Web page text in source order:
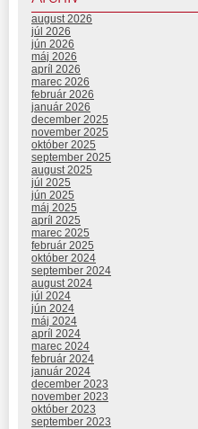
august 2026
júl 2026
jún 2026
máj 2026
apríl 2026
marec 2026
február 2026
január 2026
december 2025
november 2025
október 2025
september 2025
august 2025
júl 2025
jún 2025
máj 2025
apríl 2025
marec 2025
február 2025
október 2024
september 2024
august 2024
júl 2024
jún 2024
máj 2024
apríl 2024
marec 2024
február 2024
január 2024
december 2023
november 2023
október 2023
september 2023